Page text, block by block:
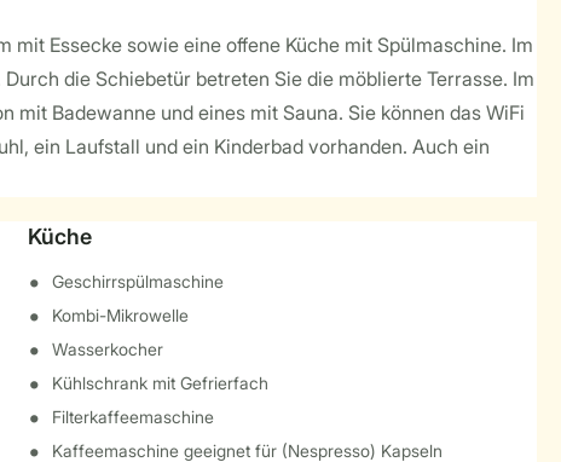
mit Essecke sowie eine offene Küche mit Spülmaschine. Im
die Schiebetür betreten Sie die möblierte Terrasse. Im
Badewanne und eines mit Sauna. Sie können das WiFi
ein Laufstall und ein Kinderbad vorhanden. Auch ein
Küche
Geschirrspülmaschine
Kombi-Mikrowelle
Wasserkocher
Kühlschrank mit Gefrierfach
Filterkaffeemaschine
Kaffeemaschine geeignet für (Nespresso) Kapseln